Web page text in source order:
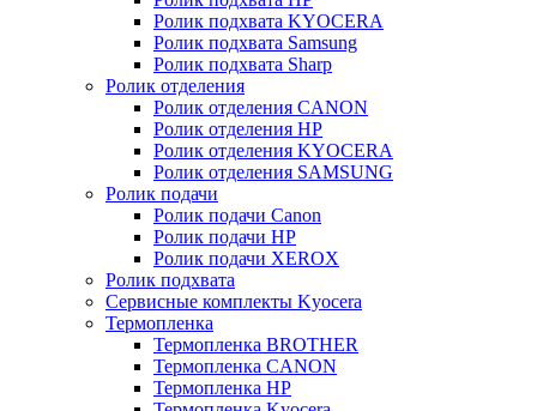
Ролик подхвата KYOCERA
Ролик подхвата Samsung
Ролик подхвата Sharp
Ролик отделения
Ролик отделения CANON
Ролик отделения HP
Ролик отделения KYOCERA
Ролик отделения SAMSUNG
Ролик подачи
Ролик подачи Canon
Ролик подачи HP
Ролик подачи XEROX
Ролик подхвата
Сервисные комплекты Kyocera
Термопленка
Термопленка BROTHER
Термопленка CANON
Термопленка HP